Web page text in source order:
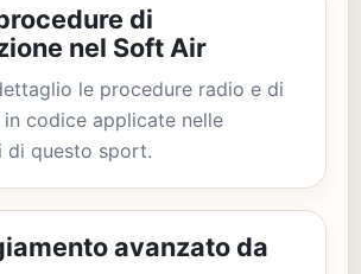
di
nel Soft Air
le procedure radio e di
codice applicate nelle
di questo sport.
avanzato da